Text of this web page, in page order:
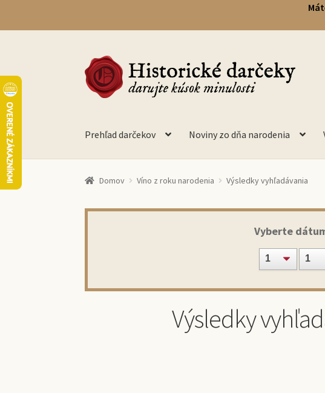
Preskočiť
na
navigáciu
Preskočiť
na
obsah
Prehľad darčekov Noviny zo dňa narodenia
Domov Víno z roku narodenia Výsledky vyhľadávania
Vyberte
Výsledky